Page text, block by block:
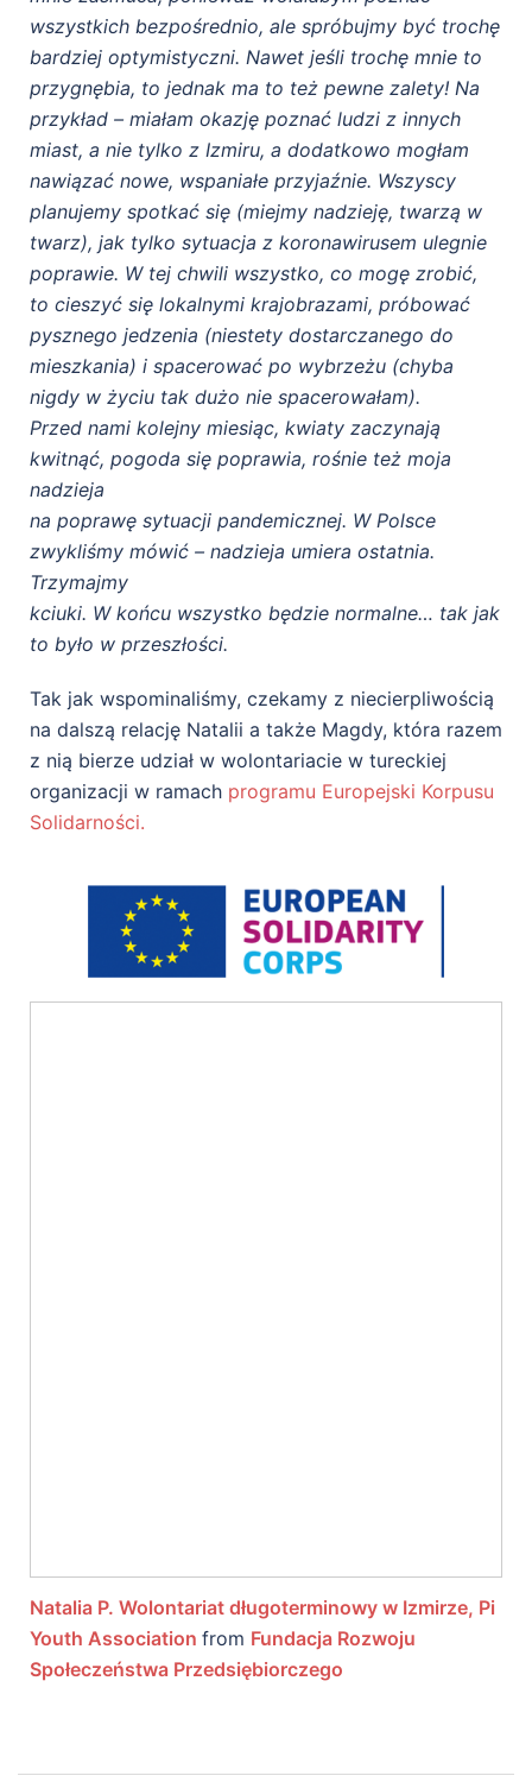
wszystkich bezpośrednio, ale spróbujmy być trochę
bardziej optymistyczni. Nawet jeśli trochę mnie to
przygnębia, to jednak ma to też pewne zalety! Na
przykład – miałam okazję poznać ludzi z innych
miast, a nie tylko z Izmiru, a dodatkowo mogłam
nawiązać nowe, wspaniałe przyjaźnie. Wszyscy
planujemy spotkać się (miejmy nadzieję, twarzą w
twarz), jak tylko sytuacja z koronawirusem ulegnie
poprawie. W tej chwili wszystko, co mogę zrobić,
to cieszyć się lokalnymi krajobrazami, próbować
pysznego jedzenia (niestety dostarczanego do
mieszkania) i spacerować po wybrzeżu (chyba
nigdy w życiu tak dużo nie spacerowałam).
Przed nami kolejny miesiąc, kwiaty zaczynają
kwitnąć, pogoda się poprawia, rośnie też moja
nadzieja
na poprawę sytuacji pandemicznej. W Polsce
zwykliśmy mówić – nadzieja umiera ostatnia.
Trzymajmy
kciuki. W końcu wszystko będzie normalne… tak jak
to było w przeszłości.
Tak jak wspominaliśmy, czekamy z niecierpliwością
na dalszą relację Natalii a także Magdy, która razem
z nią bierze udział w wolontariacie w tureckiej
organizacji w ramach programu Europejski Korpusu
Solidarności.
Natalia P. Wolontariat długoterminowy w Izmirze, Pi
Youth Association from Fundacja Rozwoju
Społeczeństwa Przedsiębiorczego